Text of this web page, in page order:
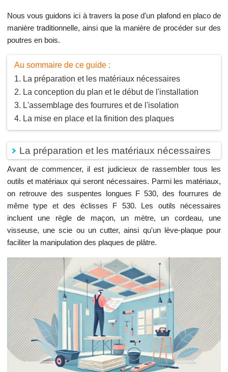
Nous vous guidons ici à travers la pose d'un plafond en placo de
manière traditionnelle, ainsi que la manière de procéder sur des
poutres en bois.
Au sommaire de ce guide :
La préparation et les matériaux nécessaires
La conception du plan et le début de l'installation
L'assemblage des fourrures et de l'isolation
La mise en place et la finition des plaques
La préparation et les matériaux nécessaires
Avant de commencer, il est judicieux de rassembler tous les
outils et matériaux qui seront nécessaires. Parmi les matériaux,
on retrouve des suspentes longues F 530, des fourrures de
même type et des éclisses F 530. Les outils nécessaires
incluent une règle de maçon, un mètre, un cordeau, une
visseuse, une scie ou un cutter, ainsi qu'un lève-plaque pour
faciliter la manipulation des plaques de plâtre.